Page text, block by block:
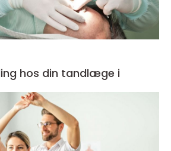
hos din tandlæge i